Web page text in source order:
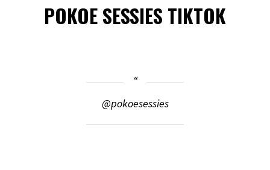
POKOE SESSIES TIKTOK
@pokoesessies